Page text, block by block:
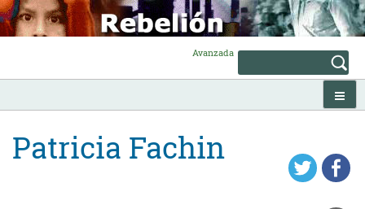
Skip
to
content
Avanzada
Patricia Fachin